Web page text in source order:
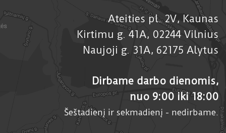
Ateities pl. 2V, Kaunas
Kirtimu g. 41A, 02244 Vilnius
Naujoji g. 31A, 62175 Alytus
Dirbame darbo dienomis,
nuo 9:00 iki 18:00
Šeštadienį ir sekmadienį - nedirbame.